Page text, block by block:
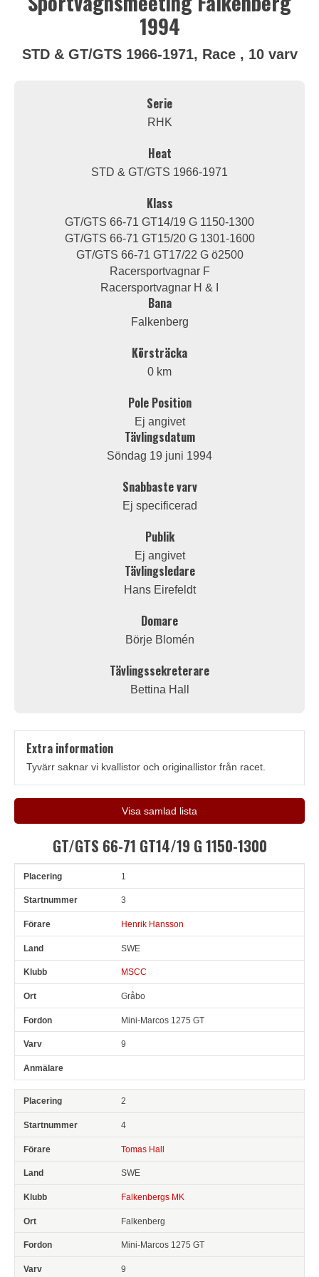
1994
STD & GT/GTS 1966-1971, Race , 10 varv
Serie
RHK
Heat
STD & GT/GTS 1966-1971
Klass
GT/GTS 66-71 GT14/19 G 1150-1300
GT/GTS 66-71 GT15/20 G 1301-1600
GT/GTS 66-71 GT17/22 G ö2500
Racersportvagnar F
Racersportvagnar H & I
Bana
Falkenberg
Körsträcka
0 km
Pole Position
Ej angivet
Tävlingsdatum
Söndag 19 juni 1994
Snabbaste varv
Ej specificerad
Publik
Ej angivet
Tävlingsledare
Hans Eirefeldt
Domare
Börje Blomén
Tävlingssekreterare
Bettina Hall
Extra information
Tyvärr saknar vi kvallistor och originallistor från racet.
Visa samlad lista
GT/GTS 66-71 GT14/19 G 1150-1300
Pl Snr 1
3
Henrik Hansson
SWE
MSCC
Gråbo
Mini-Marcos 1275 GT
9
2
4
Tomas Hall
SWE
Falkenbergs MK
Falkenberg
Mini-Marcos 1275 GT
9